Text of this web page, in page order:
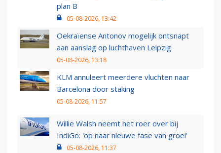
plan B
05-08-2026, 13:42
Oekraïense Antonov mogelijk ontsnapt
aan aanslag op luchthaven Leipzig
05-08-2026, 13:18
KLM annuleert meerdere vluchten naar
Barcelona door staking
05-08-2026, 11:57
Willie Walsh neemt het roer over bij
IndiGo: 'op naar nieuwe fase van groei'
05-08-2026, 11:37